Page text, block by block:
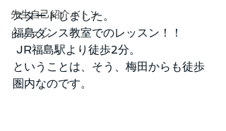
先生自己紹介バトン
レッスン
スタートしました。
福島ダンス教室でのレッスン！！
JR福島駅より徒歩2分。
ということは、そう、梅田からも徒歩
圏内なのです。